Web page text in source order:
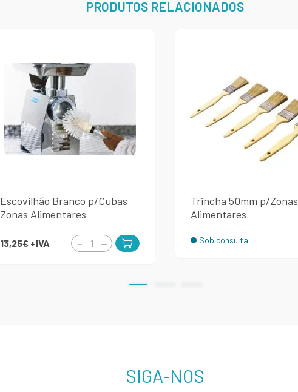
PRODUTOS RELACIONADOS
Escovilhão Branco p/Cubas
Zonas Alimentares
13,25€ +IVA
Trincha 50mm p/Zonas
Alimentares
Sob consulta
SIGA-NOS